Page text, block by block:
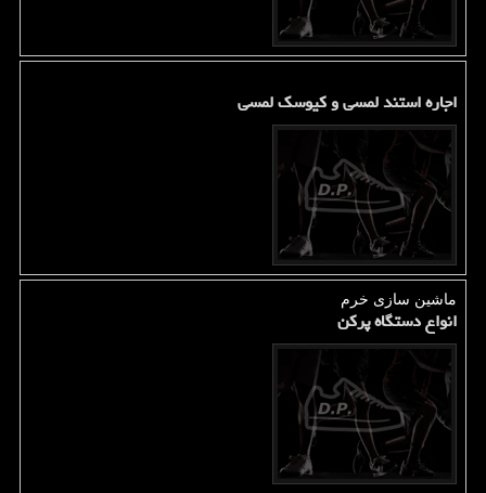
اجاره استند لمسی و کیوسک لمسی
ماشین سازی خرم
انواع دستگاه پرکن